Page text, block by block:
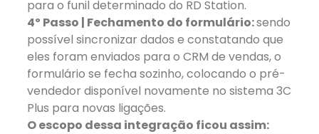
para o funil determinado do RD Station.
4º Passo | Fechamento do formulário:sendo
possível sincronizar dados e constatando que
eles foram enviados para o CRM de vendas, o
formulário se fecha sozinho, colocando o pré-
vendedor disponível novamente no sistema 3C
Plus para novas ligações.
O escopo dessa integração ficou assim: